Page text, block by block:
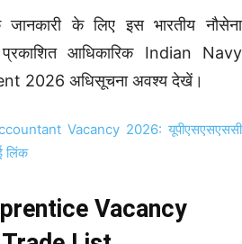
के लिए इस भारतीय नौसेना
आधिकारिक Indian Navy
2026 अधिसूचना अवश्य देखें।
Vacancy 2026: यूपीएसएसएससी
लिंक
Vacancy